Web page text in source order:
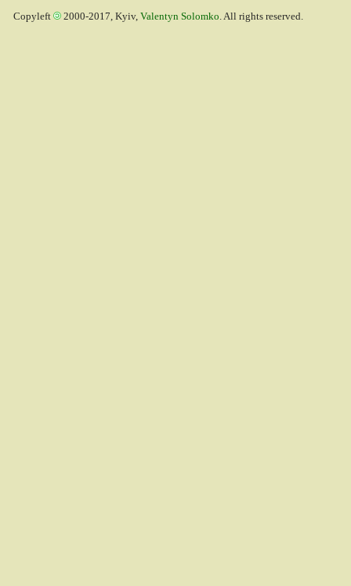
Copyleft 2000-2017, Kyiv, Valentyn Solomko. All rights reserved.